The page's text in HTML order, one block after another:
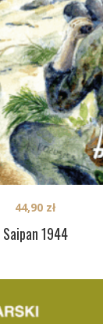
Saipan 1944
44,90 zł